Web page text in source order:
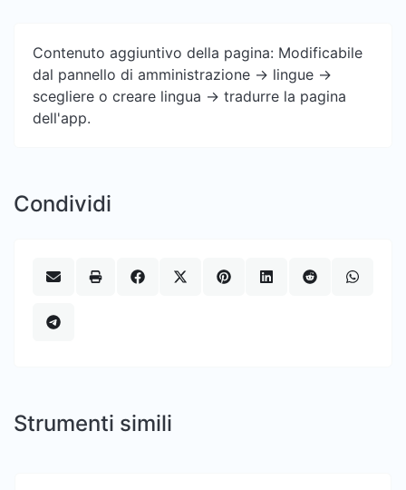
Contenuto aggiuntivo della pagina: Modificabile
dal pannello di amministrazione -> lingue ->
scegliere o creare lingua -> tradurre la pagina
dell'app.
Condividi
Strumenti simili